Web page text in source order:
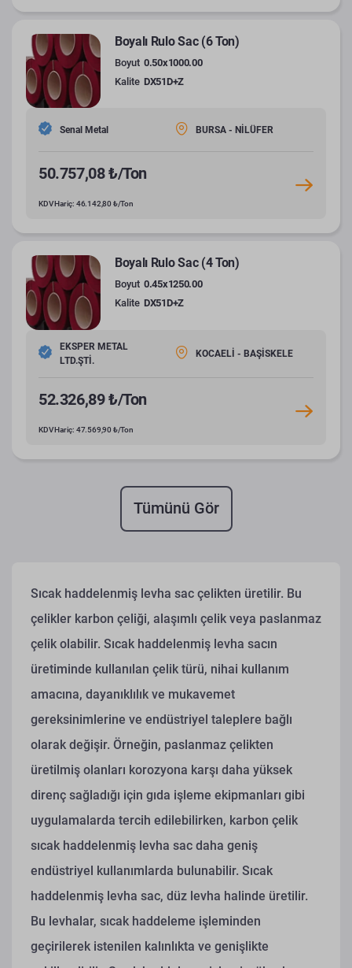
Boyalı Rulo Sac (6 Ton)
Boyut 0.50x1000.00
Kalite DX51D+Z
Senal Metal BURSA - NİLÜFER
50.757,08 ₺/Ton
KDV Hariç: 46.142,80 ₺/Ton
Boyalı Rulo Sac (4 Ton)
Boyut 0.45x1250.00
Kalite DX51D+Z
EKSPER METAL
LTD.ŞTİ.
KOCAELİ - BAŞİSKELE
52.326,89 ₺/Ton
KDV Hariç: 47.569,90 ₺/Ton
Tümünü Gör
Sıcak haddelenmiş levha sac çelikten üretilir. Bu
çelikler karbon çeliği, alaşımlı çelik veya paslanmaz
çelik olabilir. Sıcak haddelenmiş levha sacın
üretiminde kullanılan çelik türü, nihai kullanım
amacına, dayanıklılık ve mukavemet
gereksinimlerine ve endüstriyel taleplere bağlı
olarak değişir. Örneğin, paslanmaz çelikten
üretilmiş olanları korozyona karşı daha yüksek
direnç sağladığı için gıda işleme ekipmanları gibi
uygulamalarda tercih edilebilirken, karbon çelik
sıcak haddelenmiş levha sac daha geniş
endüstriyel kullanımlarda bulunabilir. Sıcak
haddelenmiş levha sac, düz levha halinde üretilir.
Bu levhalar, sıcak haddeleme işleminden
geçirilerek istenilen kalınlıkta ve genişlikte